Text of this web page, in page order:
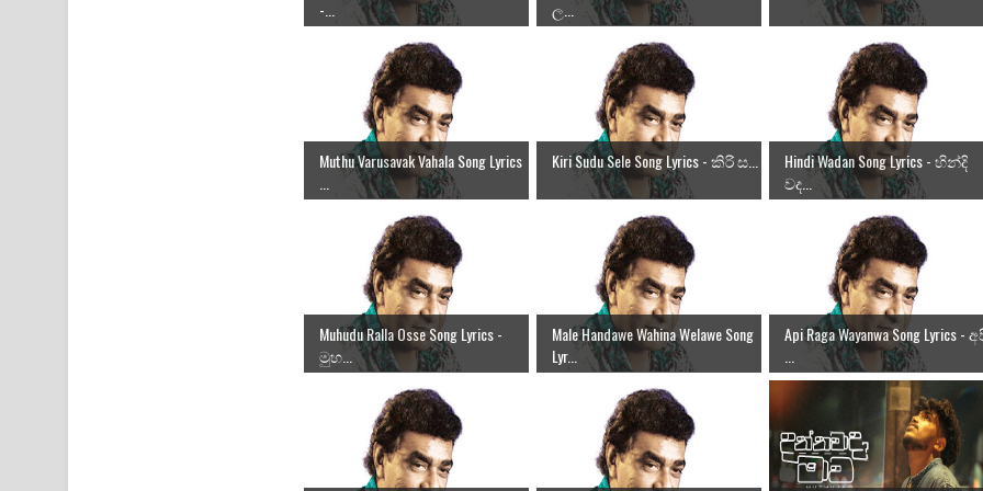
-... ල...
Muthu Varusavak Vahala Song Lyrics
Kiri Sudu Sele Song Lyrics - කිරි ස...
Hindi Wadan Song Lyrics - හින්දි
වද...
Muhudu Ralla Osse Song Lyrics -
මුහ...
Male Handawe Wahina Welawe Song
Lyr...
Api Raga Wayanwa Song Lyrics -